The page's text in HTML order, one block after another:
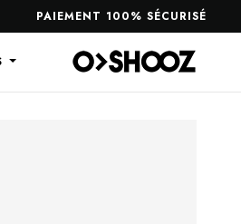
PAIEMENT 100% SÉCURISÉ